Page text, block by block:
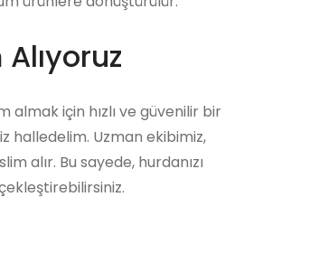
almak için hızlı ve güvenilir bir
halledelim. Uzman ekibimiz,
alır. Bu sayede, hurdanızı